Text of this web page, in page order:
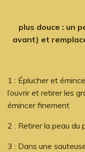
plus douce : un
avant) et
1 : Éplucher et
l’ouvrir et retirer les
émincer finement
2 : Retirer la peau du
3 : Dans une